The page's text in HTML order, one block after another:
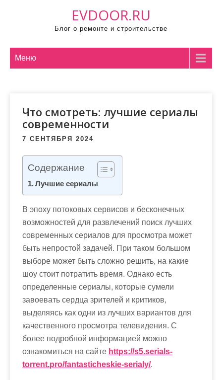
EVDOOR.RU
Блог о ремонте и строительстве
Меню
Что смотреть: лучшие сериалы
современности
7 СЕНТЯБРЯ 2024
Содержание
Лучшие сериалы
В эпоху потоковых сервисов и бесконечных
возможностей для развлечений поиск лучших
современных сериалов для просмотра может
быть непростой задачей. При таком большом
выборе может быть сложно решить, на какие
шоу стоит потратить время. Однако есть
определенные сериалы, которые сумели
завоевать сердца зрителей и критиков,
выделяясь как одни из лучших вариантов для
качественного просмотра телевидения. С
более подробной информацией можно
ознакомиться на сайте https://s5.serials-
torrent.pro/fantasticheskie-serialy/.